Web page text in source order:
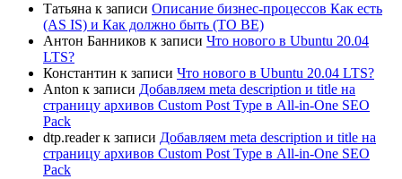
Татьяна к записи Описание бизнес-процессов Как есть
(AS IS) и Как должно быть (TO BE)
Антон Банников к записи Что нового в Ubuntu 20.04
LTS?
Константин к записи Что нового в Ubuntu 20.04 LTS?
Anton к записи Добавляем meta description и title на
страницу архивов Custom Post Type в All-in-One SEO
Pack
dtp.readerк записи Добавляем meta description и title на
страницу архивов Custom Post Type в All-in-One SEO
Pack